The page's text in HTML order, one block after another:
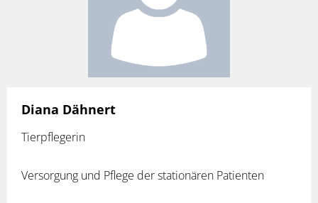
Diana Dähnert
Tierpflegerin
Versorgung und Pflege der stationären Patienten